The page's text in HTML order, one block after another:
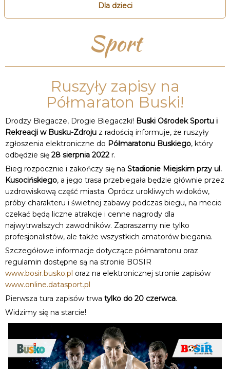
Dla dzieci
Sport
Ruszyły zapisy na
Półmaraton Buski!
Drodzy Biegacze, Drogie Biegaczki! Buski Ośrodek Sportu i
Rekreacji w Busku-Zdroju z radością informuje, że ruszyły
zgłoszenia elektroniczne do Półmaratonu Buskiego, który
odbędzie się 28 sierpnia 2022 r.
Bieg rozpocznie i zakończy się na Stadionie Miejskim przy ul.
Kusocińskiego, a jego trasa przebiegała będzie głównie przez
uzdrowiskową część miasta. Oprócz urokliwych widoków,
próby charakteru i świetnej zabawy podczas biegu, na mecie
czekać będą liczne atrakcje i cenne nagrody dla
najwytrwalszych zawodników. Zapraszamy nie tylko
profesjonalistów, ale także wszystkich amatorów biegania.
Szczegółowe informacje dotyczące półmaratonu oraz
regulamin dostępne są na stronie BOSIR
www.bosir.busko.pl oraz na elektronicznej stronie zapisów
www.online.datasport.pl
Pierwsza tura zapisów trwa tylko do 20 czerwca.
Widzimy się na starcie!